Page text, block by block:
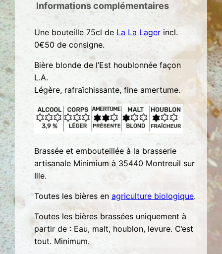
Informations complémentaires
Une bouteille 75cl de La La Lagerincl.
0€50 de consigne.
Bière blonde de l’Est houblonnée façon
L.A.
Légère, rafraîchissante, fine amertume.
Brassée et embouteillée à la brasserie
artisanale Minimium à 35440 Montreuil sur
Ille.
Toutes les bières en agriculture biologique.
Toutes les bières brassées uniquement à
partir de : Eau, malt, houblon, levure. C’est
tout. Minimum.